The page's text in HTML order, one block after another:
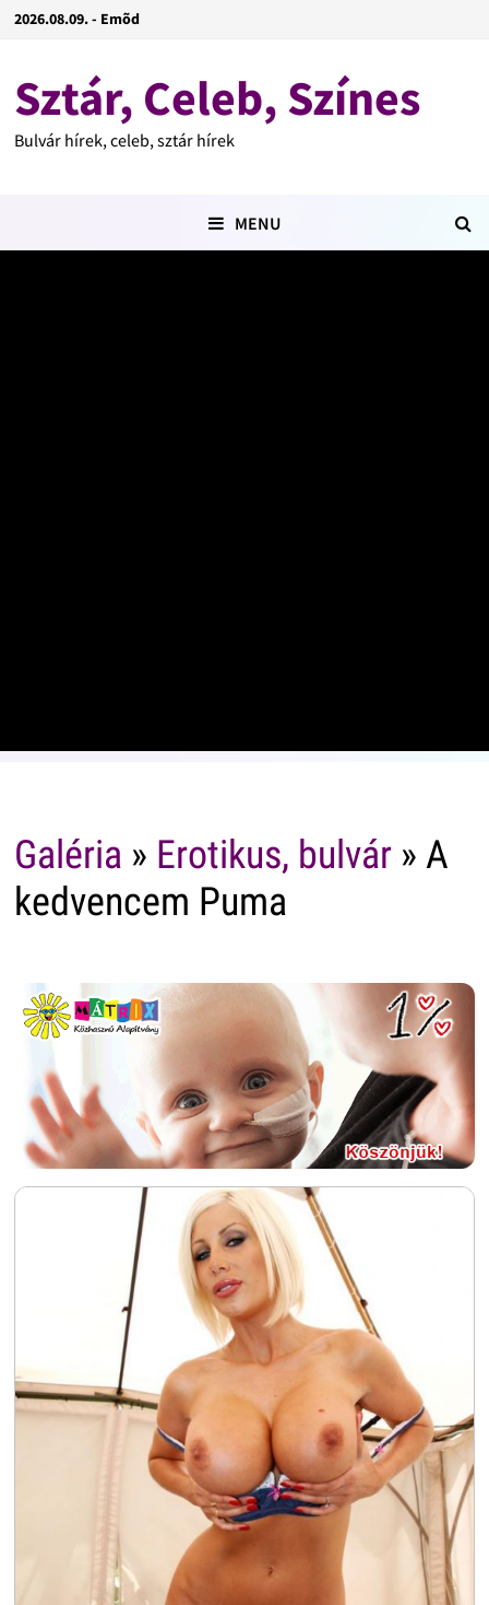
2026.08.09. - Emõd
Sztár, Celeb, Színes
Bulvár hírek, celeb, sztár hírek
MENU
Galéria » Erotikus, bulvár» A
kedvencem Puma